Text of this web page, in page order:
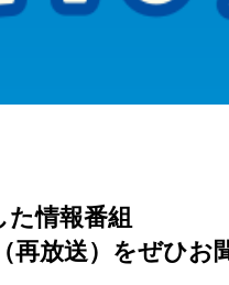
情報番組
放送）をぜひお